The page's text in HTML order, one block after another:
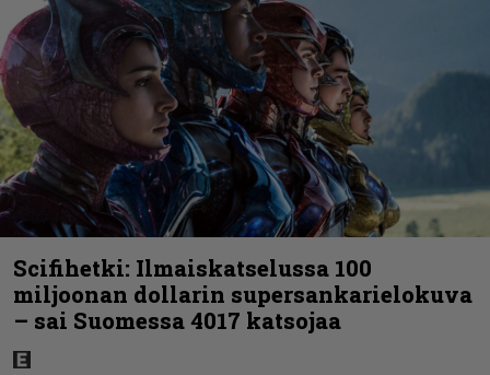
Scifihetki: Ilmaiskatselussa 100
miljoonan dollarin supersankarielokuva
– sai Suomessa 4017 katsojaa